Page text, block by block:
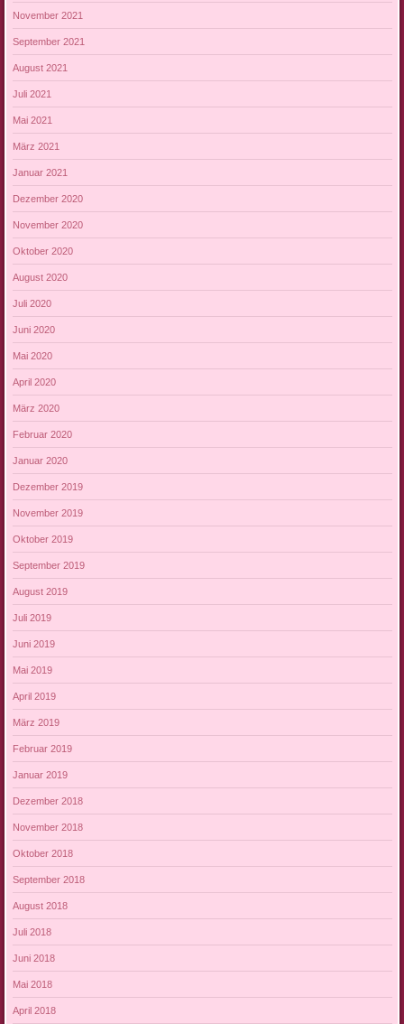
November 2021
September 2021
August 2021
Juli 2021
Mai 2021
März 2021
Januar 2021
Dezember 2020
November 2020
Oktober 2020
August 2020
Juli 2020
Juni 2020
Mai 2020
April 2020
März 2020
Februar 2020
Januar 2020
Dezember 2019
November 2019
Oktober 2019
September 2019
August 2019
Juli 2019
Juni 2019
Mai 2019
April 2019
März 2019
Februar 2019
Januar 2019
Dezember 2018
November 2018
Oktober 2018
September 2018
August 2018
Juli 2018
Juni 2018
Mai 2018
April 2018